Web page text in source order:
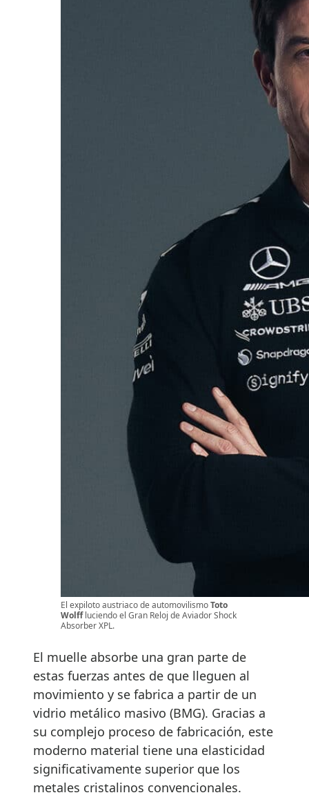
El expiloto austriaco de automovilismoToto
Wolffluciendo el Gran Reloj de Aviador Shock
Absorber XPL.
El muelle absorbe una gran parte de
estas fuerzas antes de que lleguen al
movimiento y se fabrica a partir de un
vidrio metálico masivo (BMG). Gracias a
su complejo proceso de fabricación, este
moderno material tiene una elasticidad
significativamente superior que los
metales cristalinos convencionales.